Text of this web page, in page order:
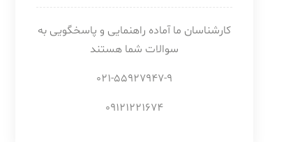
کارشناسان ما آماده راهنمایی و پاسخگویی به
سوالات شما هستند
021-55927947-9
09121221674